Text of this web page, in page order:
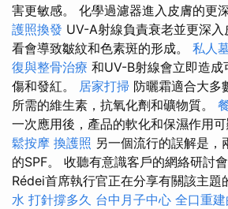
害更敏感。 化學過濾器進入皮膚的更
護照換發 UV-A射線負責衰老並更深
看會導致皺紋和色素斑的形成。 私人
復與整骨治療 和UV-B射線會立即造成
傷和發紅。 居家打掃 防曬霜適合大多
所需的維生素，抗氧化劑和礦物質。
一次應用後，產品的軟化和保濕作用可
鬆按摩 換護照 另一個流行的誤解是，
的SPF。 收聽有意識客戶的網絡研討
Rédei首席執行官正在分享有關該主題
水 打針撐多久 台中月子中心 全口重